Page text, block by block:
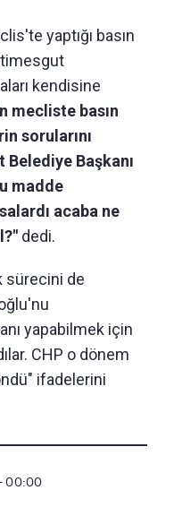
yaptığı basın
kendisine
mecliste basın
sorularını
Belediye Başkanı
madde
acaba ne
dedi.
sürecini de
yapabilmek için
CHP o dönem
ifadelerini
00:00